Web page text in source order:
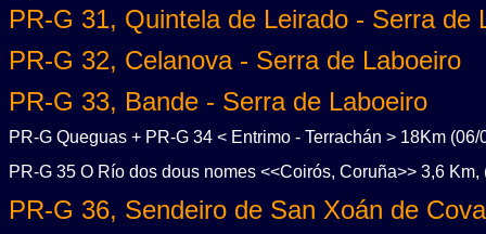
PR-G 31, Quintela de Leirado - Serra de
PR-G 32, Celanova - Serra de Laboeiro
PR-G 33, Bande - Serra de Laboeiro
PR-G Queguas + PR-G 34 < Entrimo - Terrachán > 18Km
PR-G 35 O Río dos dous nomes <<Coirós, Coruña>> 3,6
PR-G 36, Sendeiro de San Xoán de Cova